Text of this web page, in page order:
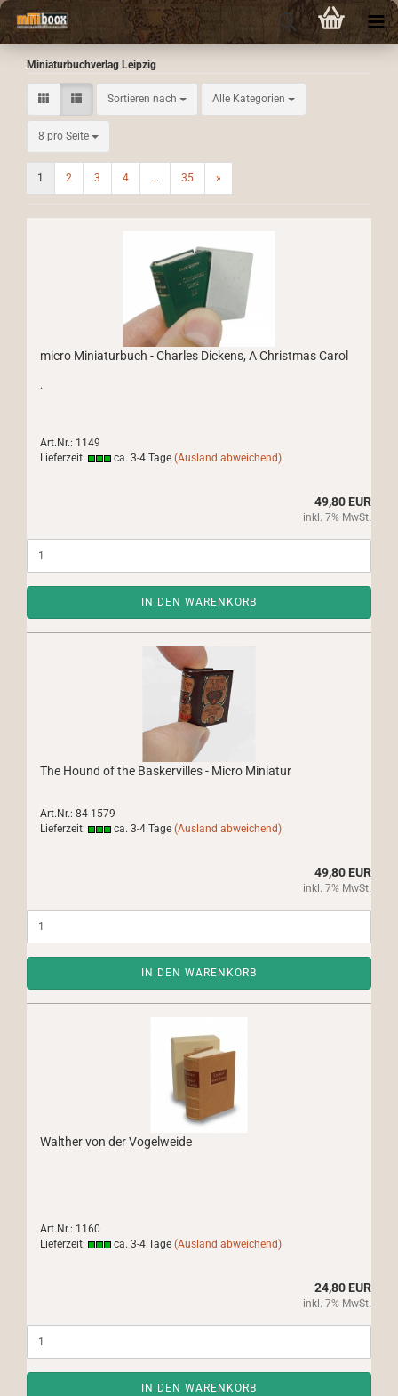
Miniaturbuchverlag Leipzig
Sortieren nach
Sortieren nach Alle Kategorien
8 pro Seite
pro Seite
1 2 3 4 ... 35 »
micro Miniaturbuch - Charles Dickens, A Christmas Carol
.
Art.Nr.: 1149
Lieferzeit:
ca. 3-4 Tage (Ausland abweichend)
49,80 EUR
inkl. 7% MwSt.
IN DEN WARENKORB
The Hound of the Baskervilles - Micro Miniatur
Art.Nr.: 84-1579
Lieferzeit:
ca. 3-4 Tage (Ausland abweichend)
49,80 EUR
inkl. 7% MwSt.
IN DEN WARENKORB
Walther von der Vogelweide
Art.Nr.: 1160
Lieferzeit:
ca. 3-4 Tage (Ausland abweichend)
24,80 EUR
inkl. 7% MwSt.
IN DEN WARENKORB